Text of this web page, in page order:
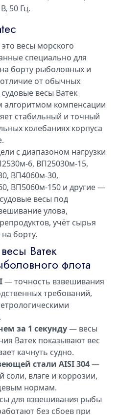
50 Гц.
весы морского
специально для
борту рыболовных и
от обычных
весы Ватек
компенсации
стабильный и точный
колебаниях корпуса
с диапазоном нагрузки
6, ВП25030м-15,
ВП4060м-30,
ВП5060м-150 и другие —
весы под
улова,
учёт сырья
борту.
Ватек
флота
— точность взвешивания
требований,
за 1 секунду— весы
Ватек показывают вес
качнуть судно.
стали AISI 304—
соли, влаге и коррозии,
нормам.
для взвешивания рыбы
без сбоев при